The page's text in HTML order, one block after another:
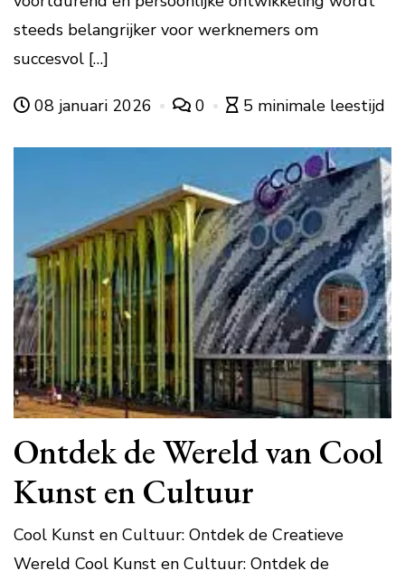
steeds belangrijker voor werknemers om
succesvol […]
08 januari 2026 0 5 minimale leestijd
Ontdek de Wereld van Cool
Kunst en Cultuur
Cool Kunst en Cultuur: Ontdek de Creatieve
Wereld Cool Kunst en Cultuur: Ontdek de